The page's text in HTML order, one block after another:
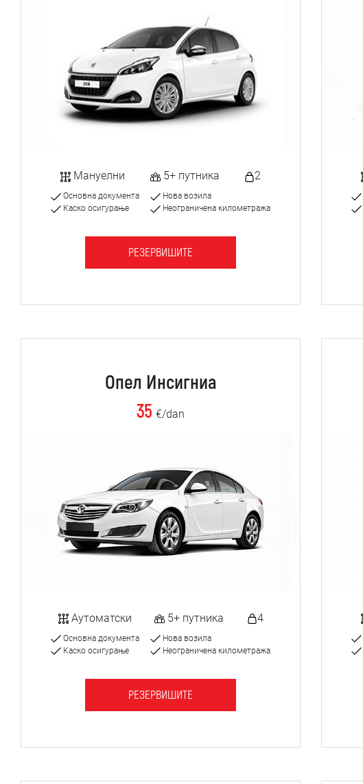
Мануелни 5+ путника 2
Основна документа
Каско осигурање
Нова возила
Неограничена километража
РЕЗЕРВИШИТЕ
Опел Инсигниа
35 €/dan
Аутоматски 5+ путника 4
Основна документа
Каско осигурање
Нова возила
Неограничена километража
РЕЗЕРВИШИТЕ